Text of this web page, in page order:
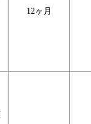
12ヶ月